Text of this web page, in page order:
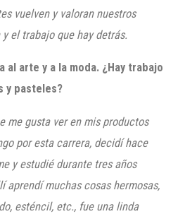
vuelven y valoran nuestros
el trabajo que hay detrás.
al arte y a la moda. ¿Hay trabajo
y pasteles?
me gusta ver en mis productos
por esta carrera, decidí hace
y estudiédurante tresaños
aprendí muchas cosas hermosas,
esténcil, etc., fue una linda